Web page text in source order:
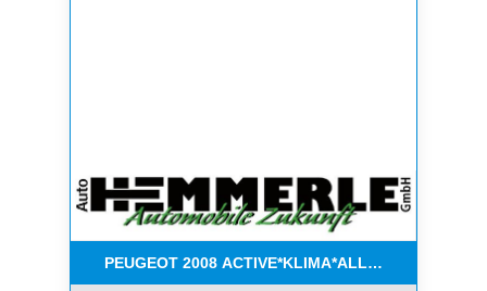
PEUGEOT 2008